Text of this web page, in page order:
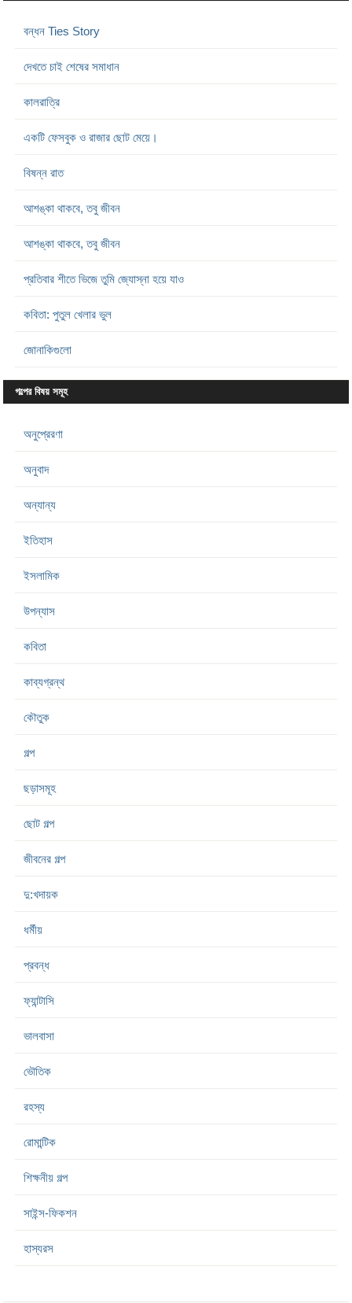
বন্ধন Ties Story
দেখতে চাই শেষের সমাধান
কালরাত্রি
একটি ফেসবুক ও রাজার ছোট মেয়ে।
বিষন্ন রাত
আশঙ্কা থাকবে, তবু জীবন
আশঙ্কা থাকবে, তবু জীবন
প্রতিবার শীতে ভিজে তুমি জ্যোস্না হয়ে যাও
কবিতা: পুতুল খেলার ভুল
জোনাকিগুলো
গল্পের বিষয় সমূহ
অনুপ্রেরণা
অনুবাদ
অন্যান্য
ইতিহাস
ইসলামিক
উপন্যাস
কবিতা
কাব্যগ্রন্থ
কৌতুক
গল্প
ছড়াসমূহ
ছোট গল্প
জীবনের গল্প
দু:খদায়ক
ধর্মীয়
প্রবন্ধ
ফ্যান্টাসি
ভালবাসা
ভৌতিক
রহস্য
রোমান্টিক
শিক্ষনীয় গল্প
সাইন্স-ফিকশন
হাস্যরস